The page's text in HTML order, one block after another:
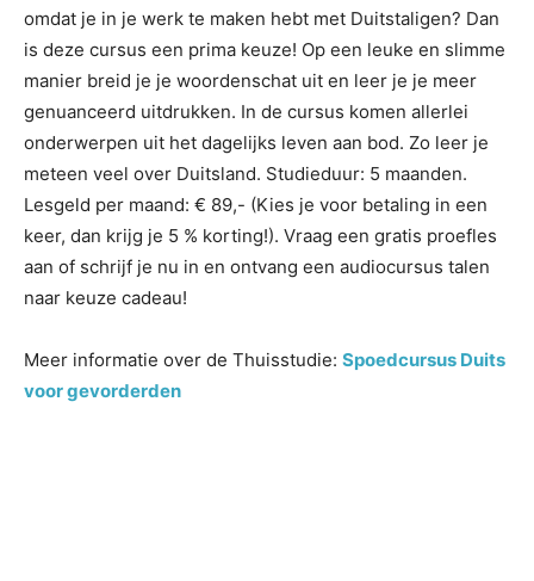
omdat je in je werk te maken hebt met Duitstaligen? Dan
is deze cursus een prima keuze! Op een leuke en slimme
manier breid je je woordenschat uit en leer je je meer
genuanceerd uitdrukken. In de cursus komen allerlei
onderwerpen uit het dagelijks leven aan bod. Zo leer je
meteen veel over Duitsland. Studieduur: 5 maanden.
Lesgeld per maand: € 89,- (Kies je voor betaling in een
keer, dan krijg je 5 % korting!). Vraag een gratis proefles
aan of schrijf je nu in en ontvang een audiocursus talen
naar keuze cadeau!
Meer informatie over de Thuisstudie: Spoedcursus Duits
voor gevorderden